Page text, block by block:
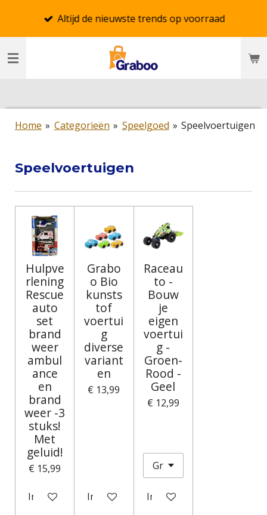
de
hoofdinhoud
Altijd de nieuwste trends op voorraad
Home » Categorieën » Speelgoed » Speelvoertuigen
Speelvoertuigen
Hulpve
rlening
Rescue
auto
set
brand
weer
ambul
ance
en
brand
weer -3
stuks!
Met
geluid!
€ 15,99
In winkelwagen
Grabo
o Bio
kunsts
tof
voertui
g
diverse
variant
en
€ 13,99
In winkelwagen
Raceau
to -
Bouw
je
eigen
voertui
g -
Groen-
Rood -
Geel
€ 12,99
In winkelwagen